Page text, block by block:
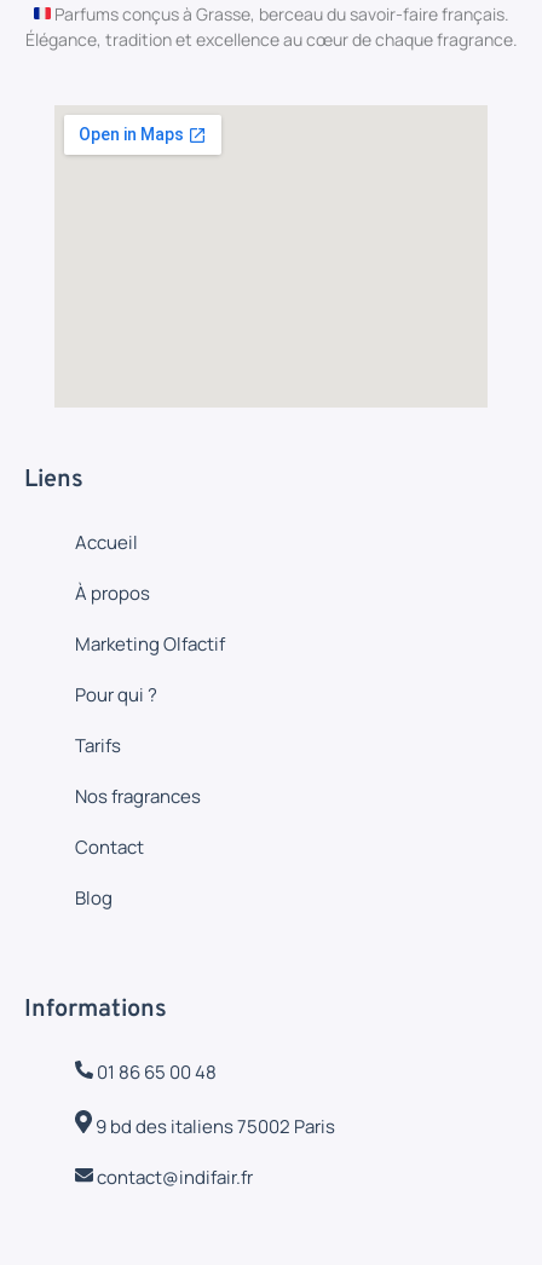
Parfums conçus à Grasse, berceau du savoir-faire français.
Élégance, tradition et excellence au cœur de chaque fragrance.
Liens
Accueil
À propos
Marketing Olfactif
Pour qui ?
Tarifs
Nos fragrances
Contact
Blog
Informations
01 86 65 00 48
9 bd des italiens 75002 Paris
contact@indifair.fr